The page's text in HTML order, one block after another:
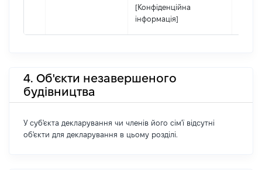
[Конфіденційна
інформація]
4. Об'єкти незавершеного
будівництва
У суб'єкта декларування чи членів його сім'ї відсутні
об'єкти для декларування в цьому розділі.